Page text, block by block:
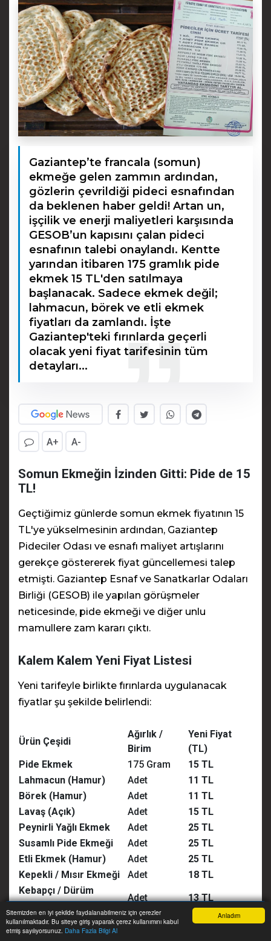
Anladım
Sitemizden en iyi şekilde faydalanabilmeniz için çerezler
kullanılmaktadır. Bu siteye giriş yaparak çerez kullanımını kabul
etmiş sayılıyorsunuz. Daha Fazla Bilgi Al
Gaziantep’te francala (somun)
ekmeğe gelen zammın ardından,
gözlerin çevrildiği pideci esnafından
da beklenen haber geldi! Artan un,
işçilik ve enerji maliyetleri karşısında
GESOB’un kapısını çalan pideci
esnafının talebi onaylandı. Kentte
yarından itibaren 175 gramlık pide
ekmek 15 TL'den satılmaya
başlanacak. Sadece ekmek değil;
lahmacun, börek ve etli ekmek
fiyatları da zamlandı. İşte
Gaziantep'teki fırınlarda geçerli
olacak yeni fiyat tarifesinin tüm
detayları...
A+ A-
Somun Ekmeğin İzinden Gitti: Pide de 15
TL!
Geçtiğimiz günlerde somun ekmek fiyatının 15
TL'ye yükselmesinin ardından, Gaziantep
Pideciler Odası ve esnafı maliyet artışlarını
gerekçe göstererek fiyat güncellemesi talep
etmişti. Gaziantep Esnaf ve Sanatkarlar Odaları
Birliği (GESOB) ile yapılan görüşmeler
neticesinde, pide ekmeği ve diğer unlu
mamullere zam kararı çıktı.
Kalem Kalem Yeni Fiyat Listesi
Yeni tarifeyle birlikte fırınlarda uygulanacak
fiyatlar şu şekilde belirlendi:
Ürün Çeşidi
Ağırlık /
Birim
Yeni Fiyat
(TL)
Pide Ekmek
175 Gram
15 TL
Lahmacun (Hamur)
Adet
11 TL
Börek (Hamur)
Adet
11 TL
Lavaş (Açık)
Adet
15 TL
Peynirli Yağlı Ekmek
Adet
25 TL
Susamlı Pide Ekmeği
Adet
25 TL
Etli Ekmek (Hamur)
Adet
25 TL
Kepekli / Mısır Ekmeği
Adet
18 TL
Kebapçı / Dürüm
Ekmeği
Adet 13 TL
1 Kilogram Ekmek 85 Lirayı Aştı
Anasayfa Yazarlar Haber Ara İhbar Hattı Menu